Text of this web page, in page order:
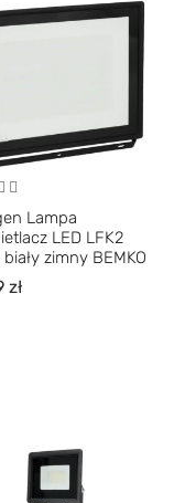
Lampa
LED LFK2
biały zimny BEMKO
zł